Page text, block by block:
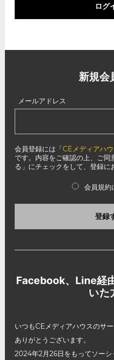
ログ
新規会
メールアドレス
会員登録には「CEメディアハ
です。内容をご確認の上、ご同
る」にチェックをして、登録に
会員規約
登録
Facebook、Line経
いた
いつもCEメディアハウスのサ
ありがとうございます。
2024年2月26日をもってソーシ